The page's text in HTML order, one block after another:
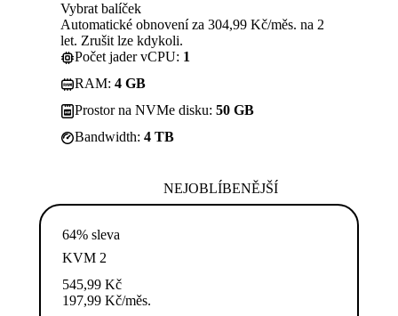
Vybrat balíček
Automatické obnovení za 304,99 Kč/měs. na 2
let. Zrušit lze kdykoli.
Počet jader vCPU: 1
RAM: 4 GB
Prostor na NVMe disku: 50 GB
Bandwidth: 4 TB
NEJOBLÍBENĚJŠÍ
64% sleva
KVM 2
545,99 Kč
197,99 Kč/měs.